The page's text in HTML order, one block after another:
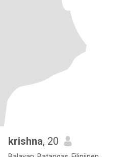
krishna, 20